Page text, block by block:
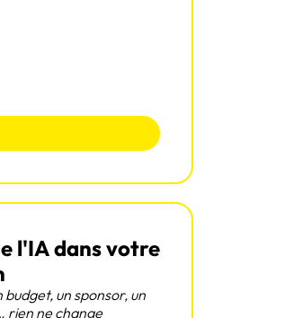
l'IA dans votre
budget, un sponsor, un
rien ne change